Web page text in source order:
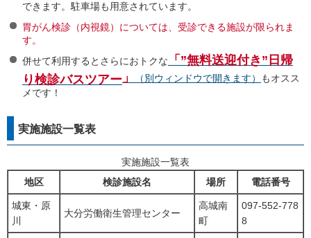
できます。駐車場も用意されています。
胃がん検診（内視鏡）については、受診できる施設が限られま
す。
併せて利用するとさらにおトクな
「”無料送迎付き”日帰
り検診バスツアー 」 （別ウィンドウで開きます）
もオスス
メです！
実施施設一覧表
実施施設一覧表
地区
検診施設名 場所 電話番号
城東・原
川
大分労働衛生管理センター
高城南
町
097-552-778
8